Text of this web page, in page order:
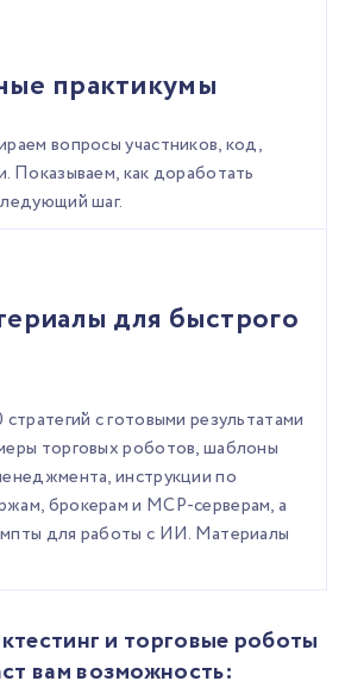
практикумы
вопросы участников, код,
Показываем, как доработать
шаг.
для быстрого
с готовыми результатами
торговых роботов, шаблоны
инструкции по
брокерам и MCP-серверам, а
для работы с ИИ. Материалы
и торговые роботы
вам возможность: